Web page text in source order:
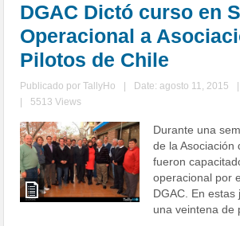
DGAC Dictó curso en
Operacional a
Pilotos de Chile
Publicado porTallyHo Date: agosto 11, 2015
5513 Views
Durante una
de la Asociación
fueron
operacional por
DGAC. En estas
una veintena de